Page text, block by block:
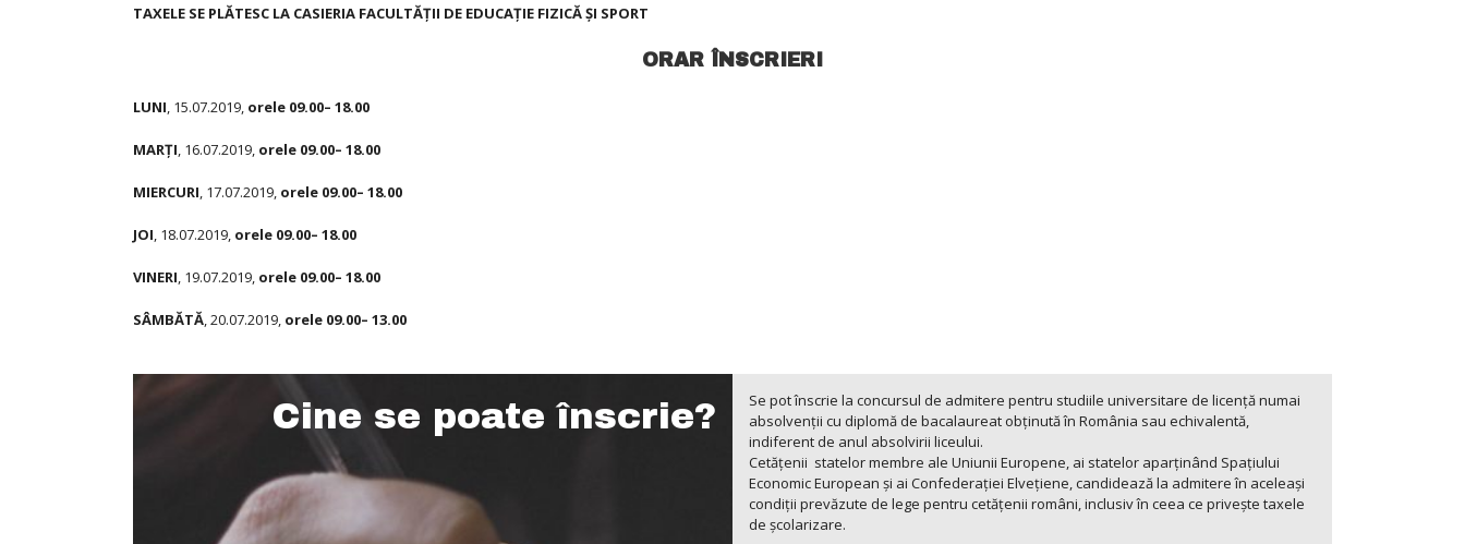
TAXELE SE PLĂTESC LA CASIERIA FACULTĂŢII DE EDUCAŢIE FIZICĂ ŞI SPORT
ORAR ÎNSCRIERI
LUNI, 15.07.2019, orele 09.00– 18.00
MARŢI, 16.07.2019, orele 09.00– 18.00
MIERCURI, 17.07.2019, orele 09.00– 18.00
JOI, 18.07.2019, orele 09.00– 18.00
VINERI, 19.07.2019, orele 09.00– 18.00
SÂMBĂTĂ, 20.07.2019, orele 09.00– 13.00
Cine se poate înscrie?
Se pot înscrie la concursul de admitere pentru studiile universitare de licenţă numai
absolvenţii cu diplomă de bacalaureat obţinută în România sau echivalentă,
indiferent de anul absolvirii liceului.
Cetăţenii statelor membre ale Uniunii Europene, ai statelor aparţinând Spaţiului
Economic European şi ai Confederaţiei Elveţiene, candidează la admitere în aceleaşi
condiţii prevăzute de lege pentru cetăţenii români, inclusiv în ceea ce priveşte taxele
de şcolarizare.